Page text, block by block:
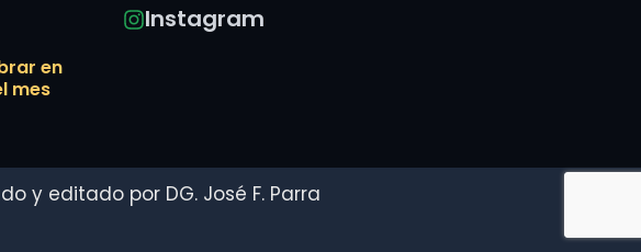
en
mes
Instagram
y editado por DG. José F. Parra